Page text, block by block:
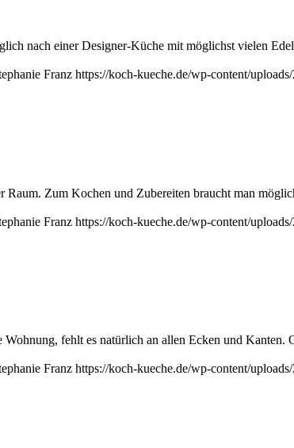
nach einer Designer-Küche mit möglichst vielen
Franz https://koch-kueche.de/wp-content/
Zum Kochen und Zubereiten braucht man
Franz https://koch-kueche.de/wp-content/
fehlt es natürlich an allen Ecken und
Franz https://koch-kueche.de/wp-content/